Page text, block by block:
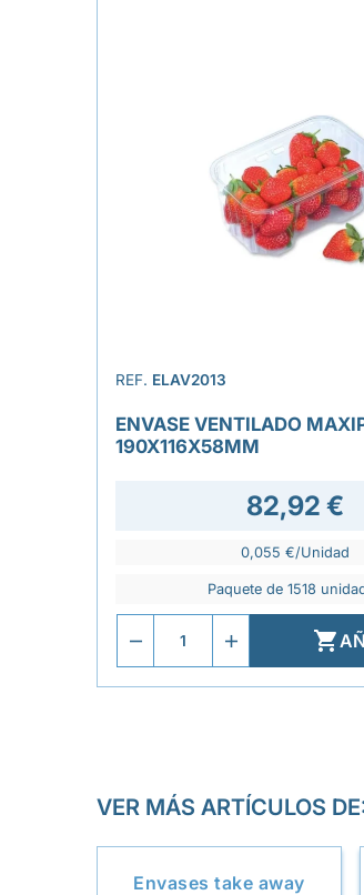
REF. ELAV2013
ENVASE VENTILADO
190X116X58MM
82,92 €
0,055 €/Unidad
Paquete de 1518

VER MÁS ARTÍCULOS
Envases take away